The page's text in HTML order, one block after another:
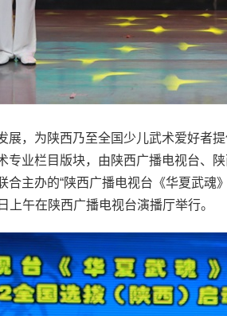
，为陕西乃至全国少儿武术爱好者提
专业栏目版块，由陕西广播电视台、
合主办的“陕西广播电视台《华夏武魂
上午在陕西广播电视台演播厅举行。